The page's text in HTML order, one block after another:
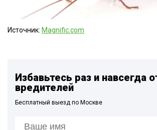
Источник: Magnific.com
Избавьтесь раз и навсегда
вредителей
Бесплатный выезд по Москве